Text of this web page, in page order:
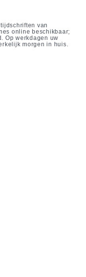
van
online beschikbaar;
Op werkdagen uw
morgen in huis.